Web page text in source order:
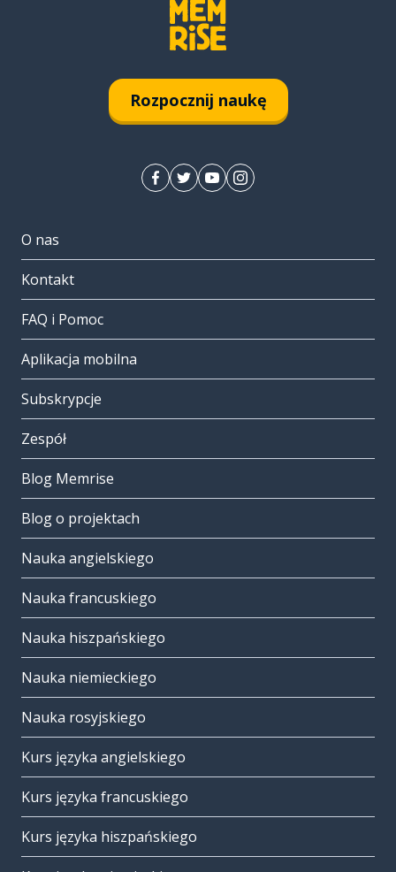
Rozpocznij naukę
O nas
Kontakt
FAQ i Pomoc
Aplikacja mobilna
Subskrypcje
Zespół
Blog Memrise
Blog o projektach
Nauka angielskiego
Nauka francuskiego
Nauka hiszpańskiego
Nauka niemieckiego
Nauka rosyjskiego
Kurs języka angielskiego
Kurs języka francuskiego
Kurs języka hiszpańskiego